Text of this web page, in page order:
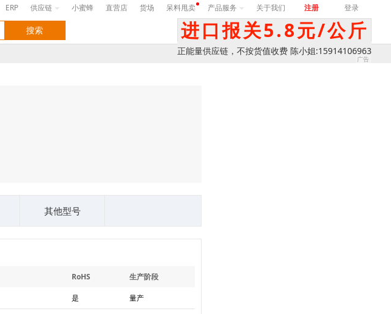
ERP 供应链 小蜜蜂 直营店 货场 呆料甩卖 产品服务 关于我们 注册 登录
进口报关5.8元/公斤
正能量供应链，不按货值收费 陈小姐:15914106963
其他型号
RoHS 生产阶段
是 量产